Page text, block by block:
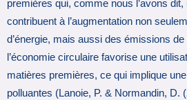
premières qui, comme nous l’avons
contribuent à l’augmentation non
d’énergie, mais aussi des émissions de
l’économie circulaire favorise une
matières premières, ce qui implique
polluantes (Lanoie, P. & Normandin, D.